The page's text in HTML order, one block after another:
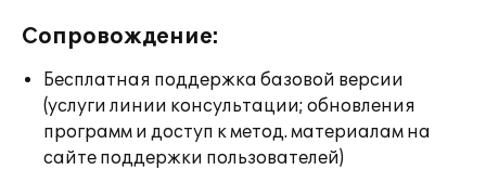
Сопровождение:
Бесплатная поддержка базовой версии
(услуги линии консультации; обновления
программ и доступ к метод. материалам на
сайте поддержки пользователей)